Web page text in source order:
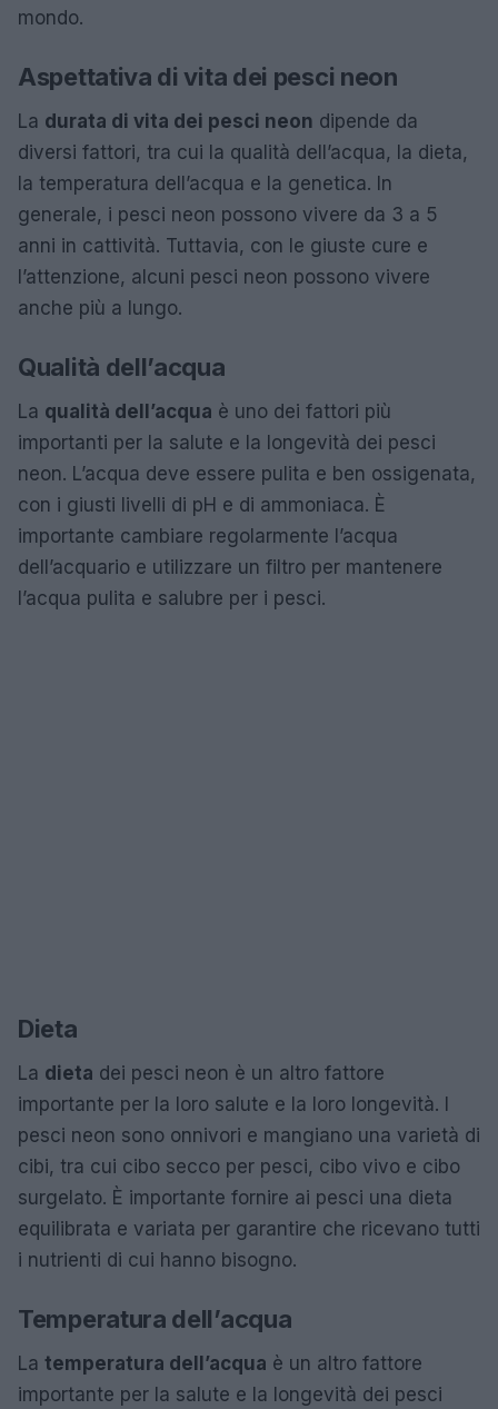
mondo.
Aspettativa di vita dei pesci neon
La durata di vita dei pesci neon dipende da
diversi fattori, tra cui la qualità dell’acqua, la dieta,
la temperatura dell’acqua e la genetica. In
generale, i pesci neon possono vivere da 3 a 5
anni in cattività. Tuttavia, con le giuste cure e
l’attenzione, alcuni pesci neon possono vivere
anche più a lungo.
Qualità dell’acqua
La qualità dell’acqua è uno dei fattori più
importanti per la salute e la longevità dei pesci
neon. L’acqua deve essere pulita e ben ossigenata,
con i giusti livelli di pH e di ammoniaca. È
importante cambiare regolarmente l’acqua
dell’acquario e utilizzare un filtro per mantenere
l’acqua pulita e salubre per i pesci.
Dieta
La dieta dei pesci neon è un altro fattore
importante per la loro salute e la loro longevità. I
pesci neon sono onnivori e mangiano una varietà di
cibi, tra cui cibo secco per pesci, cibo vivo e cibo
surgelato. È importante fornire ai pesci una dieta
equilibrata e variata per garantire che ricevano tutti
i nutrienti di cui hanno bisogno.
Temperatura dell’acqua
La temperatura dell’acqua è un altro fattore
importante per la salute e la longevità dei pesci